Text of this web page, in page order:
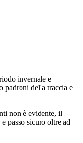
invernale e
padroni della traccia e
non è evidente, il
passo sicuro oltre ad